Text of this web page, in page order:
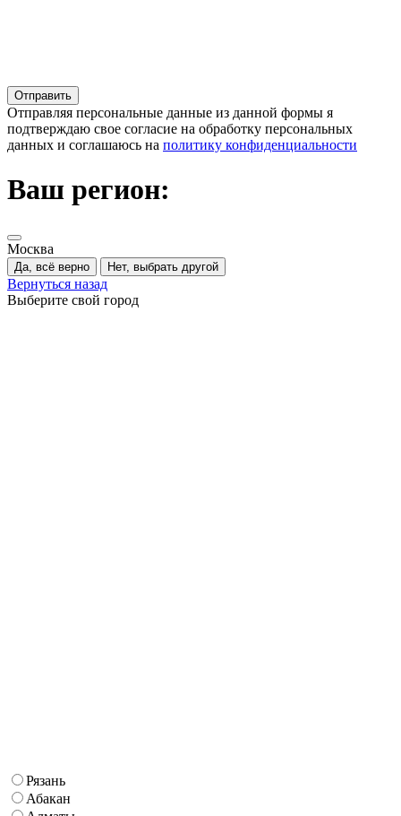
Отправляя персональные данные из данной формы я
подтверждаю свое согласие на обработку персональных
данных и соглашаюсь на политику конфиденциальности
Ваш регион:
Москва
Да, всё верно Нет, выбрать другой
Вернуться назад
Выберите свой город
Рязань
Абакан